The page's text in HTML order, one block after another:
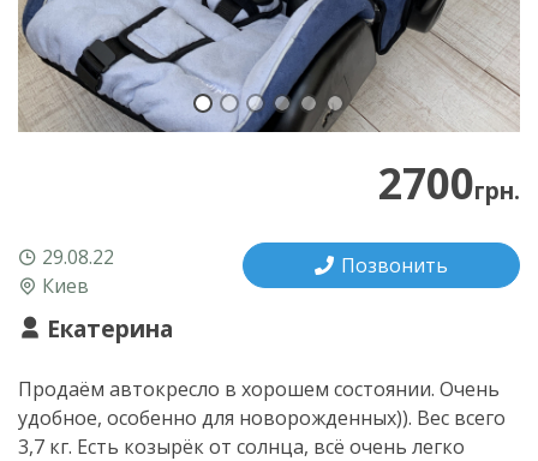
2700грн.
29.08.22
Киев
Екатерина
Позвонить
Продаём автокресло в хорошем состоянии. Очень
удобное, особенно для новорожденных)). Вес всего
3,7 кг. Есть козырёк от солнца, всё очень легко